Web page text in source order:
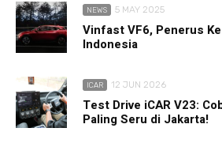
NEWS 5 MAY 2025
Vinfast VF6, Penerus
Indonesia
ICAR 12 JUN 2026
Test Drive iCAR V23:
Paling Seru di Jakarta!